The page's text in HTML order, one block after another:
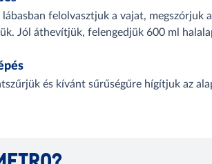
lábasban felolvasztjuk a vajat, megszórjuk
Jól áthevítjük, felengedjük 600 ml
és kívánt sűrűségűre hígítjuk az